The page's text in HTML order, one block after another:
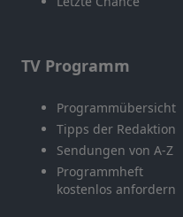
TV Programm
Programmübersicht
Tipps der Redaktion
Sendungen von A-Z
Programmheft
kostenlos anfordern